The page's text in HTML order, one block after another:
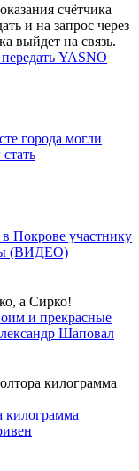
счётчика
и на запрос через
выйдет на связь.
YASNO
города могли
Покрове участнику
(ВИДЕО)
а Сирко!
и прекрасные
Шаповал
килограмма
килограмма